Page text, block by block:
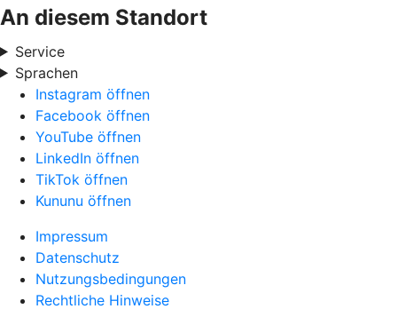
An diesem Standort
Service
Sprachen
Instagram öffnen
Facebook öffnen
YouTube öffnen
LinkedIn öffnen
TikTok öffnen
Kununu öffnen
Impressum
Datenschutz
Nutzungsbedingungen
Rechtliche Hinweise